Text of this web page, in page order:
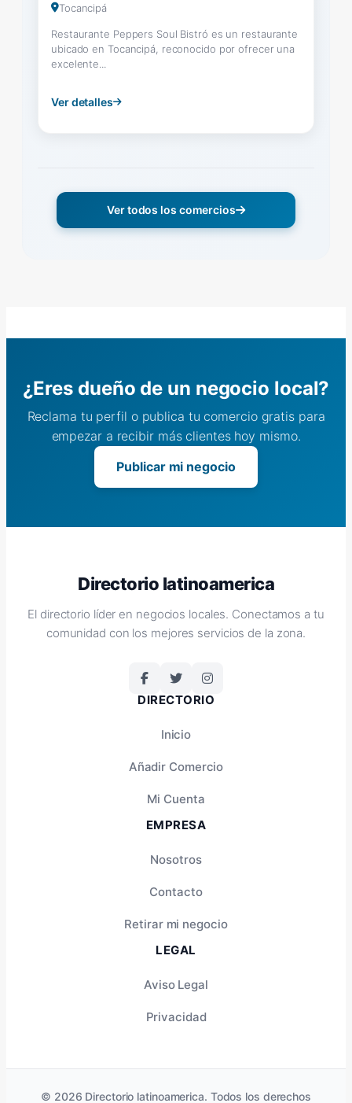
Tocancipá
Restaurante Peppers Soul Bistró es un restaurante
ubicado en Tocancipá, reconocido por ofrecer una
excelente...
Ver detalles
Ver todos los comercios
¿Eres dueño de un negocio local?
Reclama tu perfil o publica tu comercio gratis para
empezar a recibir más clientes hoy mismo.
Publicar mi negocio
Directorio latinoamerica
El directorio líder en negocios locales. Conectamos a tu
comunidad con los mejores servicios de la zona.
DIRECTORIO
Inicio
Añadir Comercio
Mi Cuenta
EMPRESA
Nosotros
Contacto
Retirar mi negocio
LEGAL
Aviso Legal
Privacidad
© 2026 Directorio latinoamerica. Todos los derechos